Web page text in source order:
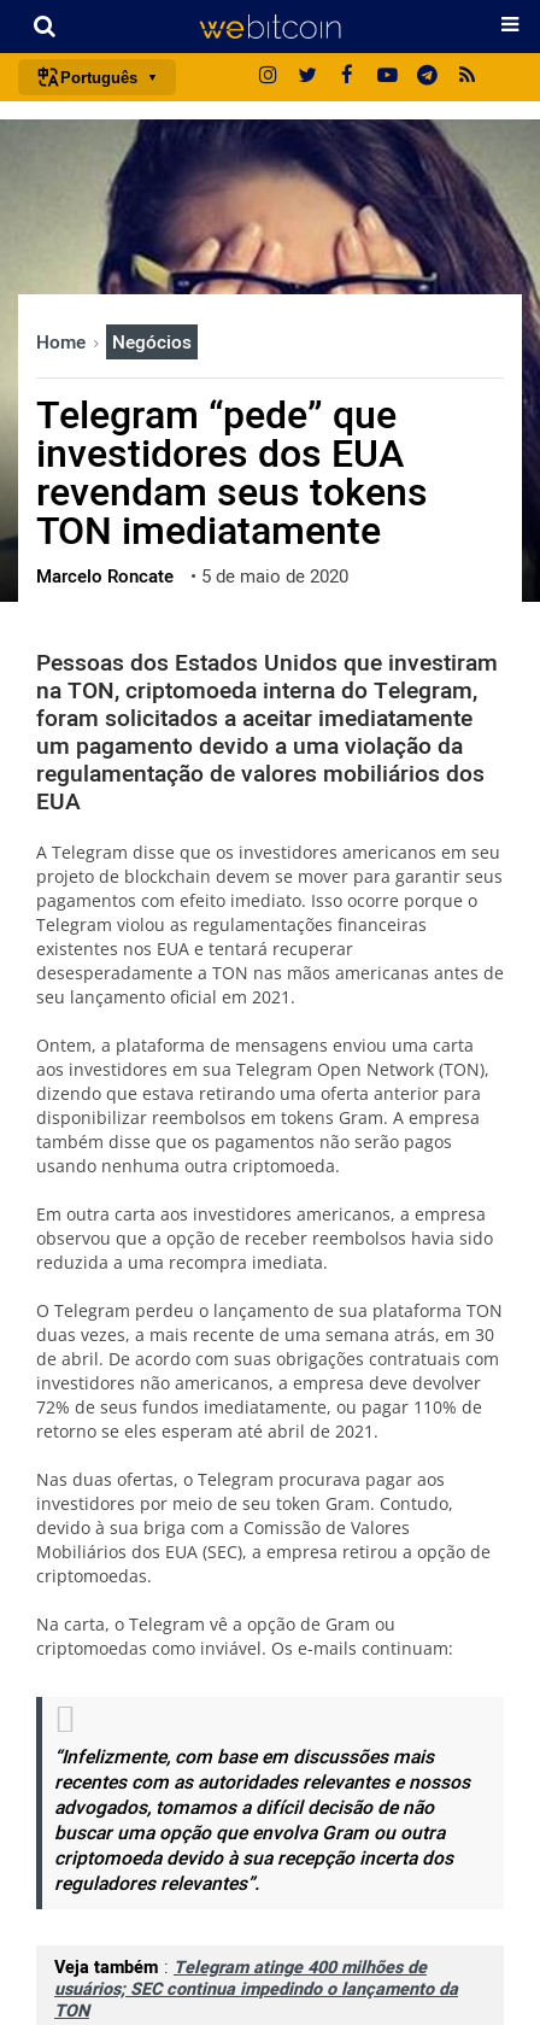
Português
português (BR)
english
español
italiano
日本語
русский
한국어
العربية
ไทย
ქართული
vietnamese
Home Negócios
Telegram “pede” que
investidores dos EUA
revendam seus tokens
TON imediatamente
Marcelo Roncate • 5 de maio de 2020
Pessoas dos Estados Unidos que investiram
na TON, criptomoeda interna do Telegram,
foram solicitados a aceitar imediatamente
um pagamento devido a uma violação da
regulamentação de valores mobiliários dos
EUA
A Telegram disse que os investidores americanos em seu
projeto de blockchain devem se mover para garantir seus
pagamentos com efeito imediato. Isso ocorre porque o
Telegram violou as regulamentações financeiras
existentes nos EUA e tentará recuperar
desesperadamente a TON nas mãos americanas antes de
seu lançamento oficial em 2021.
Ontem, a plataforma de mensagens enviou uma carta
aos investidores em sua Telegram Open Network (TON),
dizendo que estava retirando uma oferta anterior para
disponibilizar reembolsos em tokens Gram. A empresa
também disse que os pagamentos não serão pagos
usando nenhuma outra criptomoeda.
Em outra carta aos investidores americanos, a empresa
observou que a opção de receber reembolsos havia sido
reduzida a uma recompra imediata.
O Telegram perdeu o lançamento de sua plataforma TON
duas vezes, a mais recente de uma semana atrás, em 30
de abril. De acordo com suas obrigações contratuais com
investidores não americanos, a empresa deve devolver
72% de seus fundos imediatamente, ou pagar 110% de
retorno se eles esperam até abril de 2021.
Nas duas ofertas, o Telegram procurava pagar aos
investidores por meio de seu token Gram. Contudo,
devido à sua briga com a Comissão de Valores
Mobiliários dos EUA (SEC), a empresa retirou a opção de
criptomoedas.
Na carta, o Telegram vê a opção de Gram ou
criptomoedas como inviável. Os e-mails continuam:
“Infelizmente, com base em discussões mais
recentes com as autoridades relevantes e nossos
advogados, tomamos a difícil decisão de não
buscar uma opção que envolva Gram ou outra
criptomoeda devido à sua recepção incerta dos
reguladores relevantes”.
Veja também : Telegram atinge 400 milhões de
usuários; SEC continua impedindo o lançamento da
TON